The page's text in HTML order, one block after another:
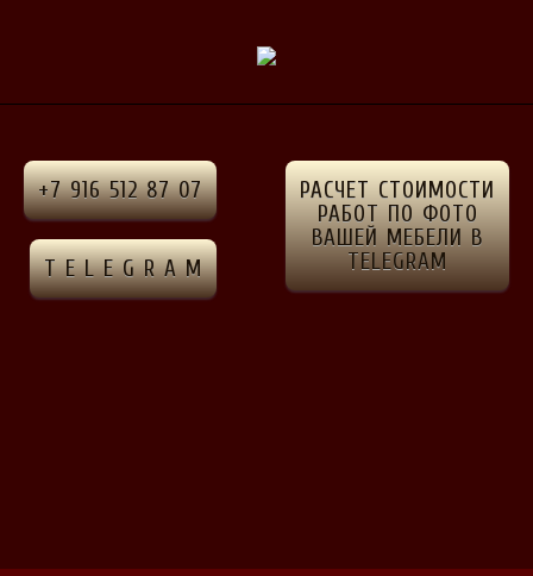
+7 916 512 87 07
T E L E G R A M
РАСЧЕТ СТОИМОСТИ
РАБОТ ПО ФОТО
ВАШЕЙ МЕБЕЛИ В
TELEGRAM